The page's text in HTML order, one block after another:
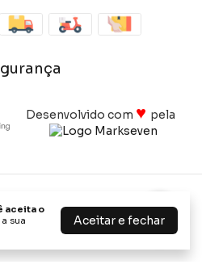
aceita o
sua
Aceitar e fechar
Desenvolvido com ♥ pela
C/ 20 Metros Tegus
COMERCIO LTDA
Ltda - 02520201000145. Todos